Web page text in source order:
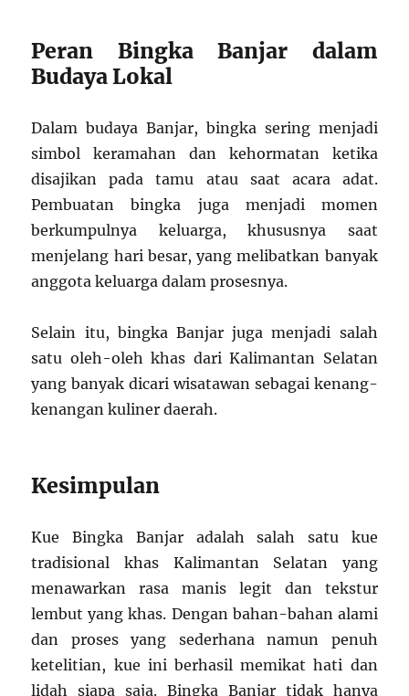
Peran Bingka Banjar dalam
Budaya Lokal
Dalam budaya Banjar, bingka sering menjadi
simbol keramahan dan kehormatan ketika
disajikan pada tamu atau saat acara adat.
Pembuatan bingka juga menjadi momen
berkumpulnya keluarga, khususnya saat
menjelang hari besar, yang melibatkan banyak
anggota keluarga dalam prosesnya.
Selain itu, bingka Banjar juga menjadi salah
satu oleh-oleh khas dari Kalimantan Selatan
yang banyak dicari wisatawan sebagai kenang-
kenangan kuliner daerah.
Kesimpulan
Kue Bingka Banjar adalah salah satu kue
tradisional khas Kalimantan Selatan yang
menawarkan rasa manis legit dan tekstur
lembut yang khas. Dengan bahan-bahan alami
dan proses yang sederhana namun penuh
ketelitian, kue ini berhasil memikat hati dan
lidah siapa saja. Bingka Banjar tidak hanya